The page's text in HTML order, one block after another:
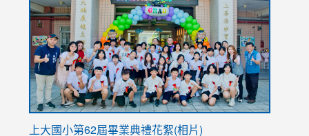
上大國小第62屆畢業典禮花絮(相片)